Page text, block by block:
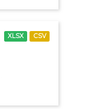
XLSX CSV